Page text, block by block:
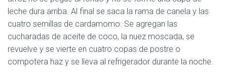
leche dura arriba. Al final se saca la rama de canela y las
cuatro semillas de cardamomo. Se agregan las
cucharadas de aceite de coco, la nuez moscada, se
revuelve y se vierte en cuatro copas de postre o
compotera haz y se lleva al refrigerador durante la noche.